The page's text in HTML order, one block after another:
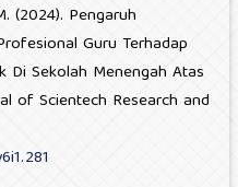
(2024). Pengaruh
Guru Terhadap
Di Sekolah Menengah Atas
of Scientech Research and